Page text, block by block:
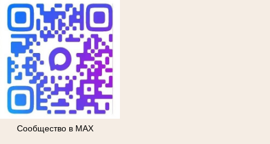
Сообщество в МАХ